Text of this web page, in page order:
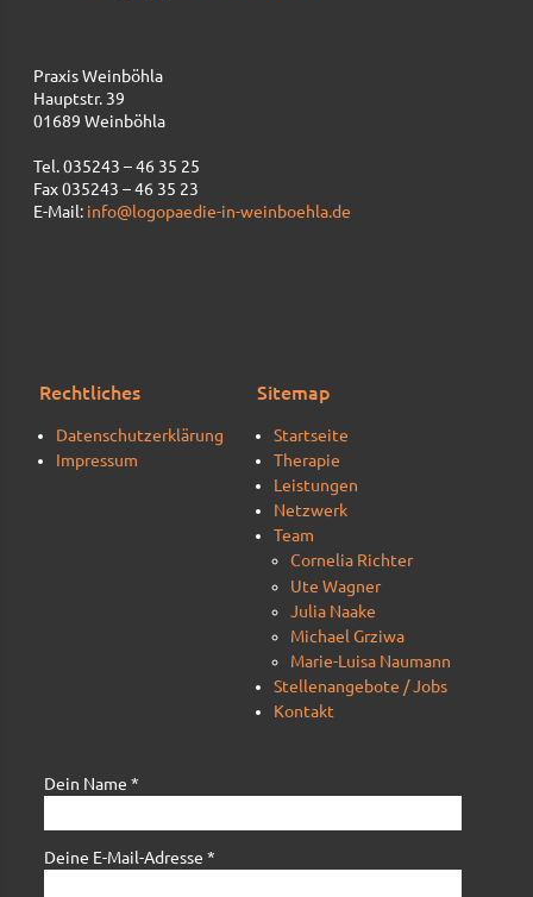
Praxis Weinböhla
Hauptstr. 39
01689 Weinböhla
Tel. 035243 – 46 35 25
Fax 035243 – 46 35 23
E-Mail: info@logopaedie-in-weinboehla.de
Rechtliches
Datenschutzerklärung
Impressum
Sitemap
Startseite
Therapie
Leistungen
Netzwerk
Team
Cornelia Richter
Ute Wagner
Julia Naake
Michael Grziwa
Marie-Luisa Naumann
Stellenangebote / Jobs
Kontakt
Dein Name *
Deine E-Mail-Adresse *